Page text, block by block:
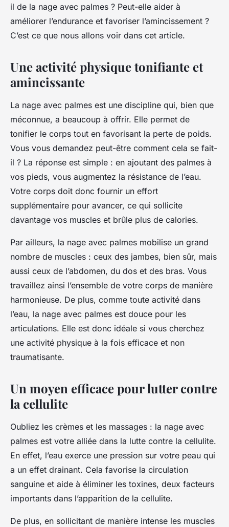
Léana• 10 mars 2024•5 min de lecture
il de la nage avec palmes ? Peut-elle aider à
améliorer l’endurance et favoriser l’amincissement ?
C’est ce que nous allons voir dans cet article.
Une activité physique tonifiante et
amincissante
La nage avec palmes est une discipline qui, bien que
méconnue, a beaucoup à offrir. Elle permet de
tonifier le corps tout en favorisant la perte de poids.
Vous vous demandez peut-être comment cela se fait-
il ? La réponse est simple : en ajoutant des palmes à
vos pieds, vous augmentez la résistance de l’eau.
Votre corps doit donc fournir un effort
supplémentaire pour avancer, ce qui sollicite
davantage vos muscles et brûle plus de calories.
Par ailleurs, la nage avec palmes mobilise un grand
nombre de muscles : ceux des jambes, bien sûr, mais
aussi ceux de l’abdomen, du dos et des bras. Vous
travaillez ainsi l’ensemble de votre corps de manière
harmonieuse. De plus, comme toute activité dans
l’eau, la nage avec palmes est douce pour les
articulations. Elle est donc idéale si vous cherchez
une activité physique à la fois efficace et non
traumatisante.
Un moyen efficace pour lutter contre
la cellulite
Oubliez les crèmes et les massages : la nage avec
palmes est votre alliée dans la lutte contre la cellulite.
En effet, l’eau exerce une pression sur votre peau qui
a un effet drainant. Cela favorise la circulation
sanguine et aide à éliminer les toxines, deux facteurs
importants dans l’apparition de la cellulite.
De plus, en sollicitant de manière intense les muscles